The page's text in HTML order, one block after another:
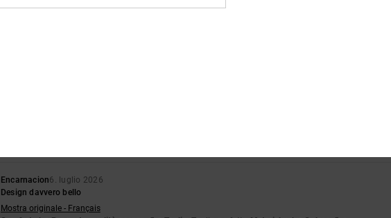
Encarnacion6. luglio 2026
Design davvero bello
Mostra originale - Français